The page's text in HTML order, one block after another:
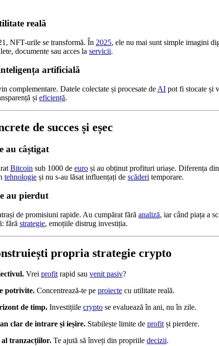
reală
NFT-urile se transformă. În 2025, ele nu mai sunt simple imagini
documente sau acces la servicii.
artificială
complementare. Datele colectate și procesate de AI pot fi stocate și
și eficiență.
de succes și eșec
au câștigat
Bitcoin sub 1000 de euro și au obținut profituri uriașe. Diferența
tehnologie și nu s-au lăsat influențați de scăderi temporare.
au pierdut
de promisiuni rapide. Au cumpărat fără analiză, iar când piața a
fără strategie, emoțiile distrug investiția.
propria strategie crypto
Vrei profit rapid sau venit pasiv?
potrivite. Concentrează-te pe proiecte cu utilitate reală.
de timp. Investițiile crypto se evaluează în ani, nu în zile.
clar de intrare și ieșire. Stabilește limite de profit și pierdere.
tranzacțiilor. Te ajută să înveți din propriile decizii.